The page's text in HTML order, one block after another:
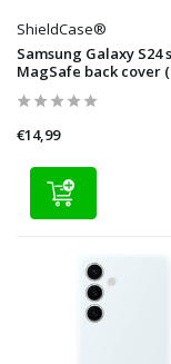
ShieldCase®
Samsung Galaxy S24
MagSafe back cover
€14,99